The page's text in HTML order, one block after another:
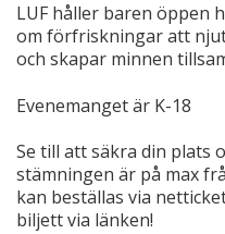
LUF håller baren öppen
om förfriskningar att
och skapar minnen
Evenemanget är K-18
Se till att säkra din plats
stämningen är på max
kan beställas via
biljett via länken!